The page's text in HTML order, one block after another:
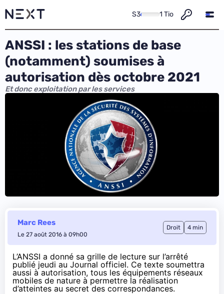
S3 1 Tio
ANSSI : les stations de base
(notamment) soumises à
autorisation dès octobre 2021
Et donc exploitation par les services
Marc Rees
Le 27 août 2016 à 09h00
Droit 4 min
L’ANSSI a donné sa grille de lecture sur l’arrêté
publié jeudi au Journal officiel. Ce texte soumettra
aussi à autorisation, tous les équipements réseaux
mobiles de nature à permettre la réalisation
d’atteintes au secret des correspondances.